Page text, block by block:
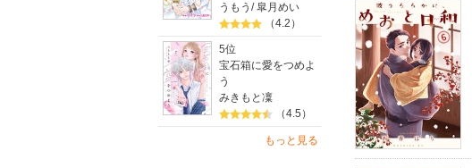
うもう /皐月めい
（4.2）
5位
宝石箱に愛をつめよ
う
みきもと凜
（4.5）
もっと見る